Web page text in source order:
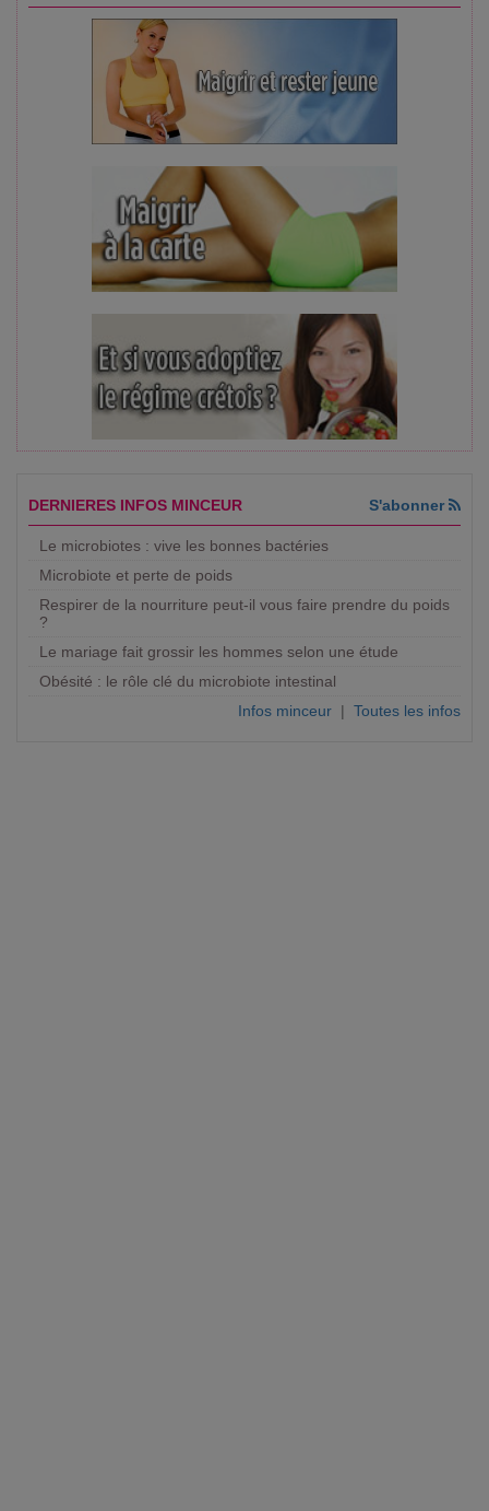
DERNIERES INFOS MINCEUR S'abonner
Le microbiotes : vive les bonnes bactéries
Microbiote et perte de poids
Respirer de la nourriture peut-il vous faire prendre du poids
?
Le mariage fait grossir les hommes selon une étude
Obésité : le rôle clé du microbiote intestinal
Infos minceur | Toutes les infos